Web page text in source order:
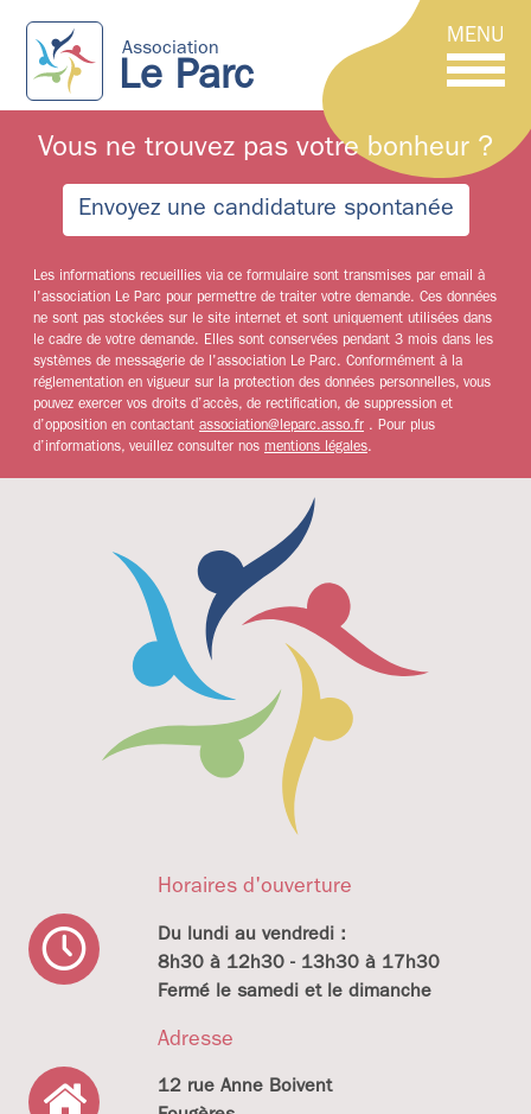
Association
Le Parc
MENU
Vous ne trouvez pas votre bonheur ?
Envoyez une candidature spontanée
Les informations recueillies via ce formulaire sont transmises par email à
l'association Le Parc pour permettre de traiter votre demande. Ces données
ne sont pas stockées sur le site internet et sont uniquement utilisées dans
le cadre de votre demande. Elles sont conservées pendant 3 mois dans les
systèmes de messagerie de l'association Le Parc. Conformément à la
réglementation en vigueur sur la protection des données personnelles, vous
pouvez exercer vos droits d’accès, de rectification, de suppression et
d’opposition en contactant association@leparc.asso.fr . Pour plus
d’informations, veuillez consulter nos mentions légales.
Horaires d'ouverture
Du lundi au vendredi :
8h30 à 12h30 - 13h30 à 17h30
Fermé le samedi et le dimanche
Adresse
12 rue Anne Boivent